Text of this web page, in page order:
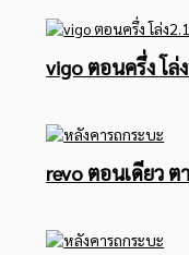
vigo ตอนครึ่ง โล่
revo ตอนเดียว